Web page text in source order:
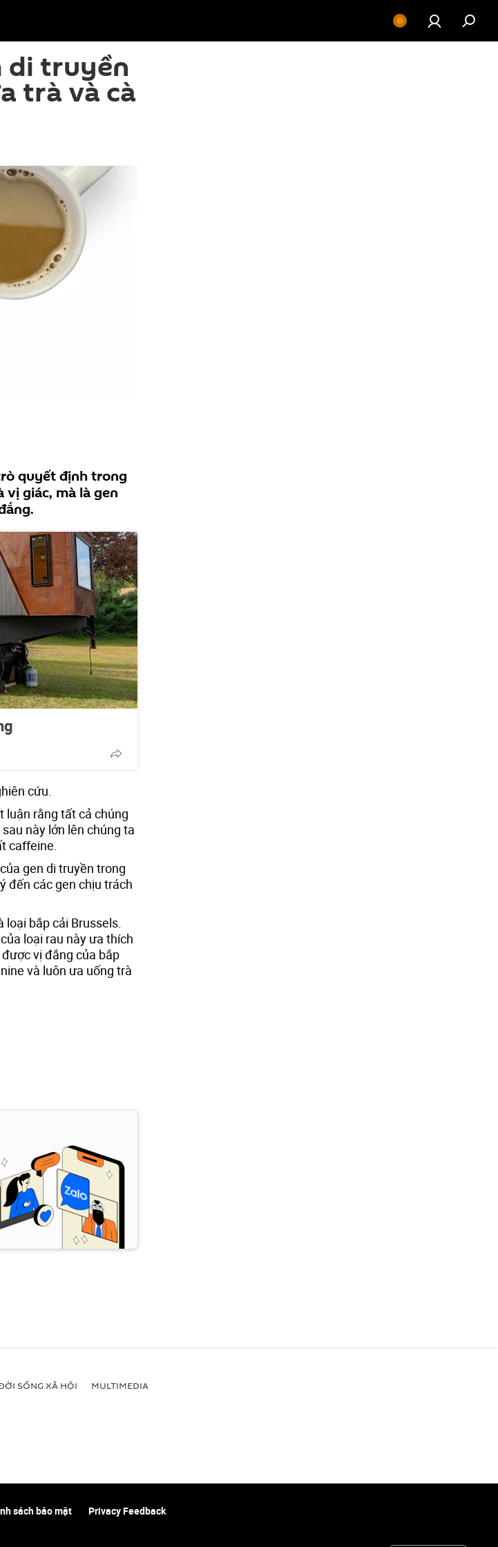
di truyền
trà và cà
quyết định trong
vị giác, mà là gen
cứu.
luận rằng tất cả chúng
này lớn lên chúng ta
caffeine.
gen di truyền trong
đến các gen chịu trách
bắp cải Brussels.
loại rau này ưa thích
vị đắng của bắp
và luôn ưa uống trà
SỐNG XÃ HỘI MULTIMEDIA
sách bảo mật Privacy Feedback